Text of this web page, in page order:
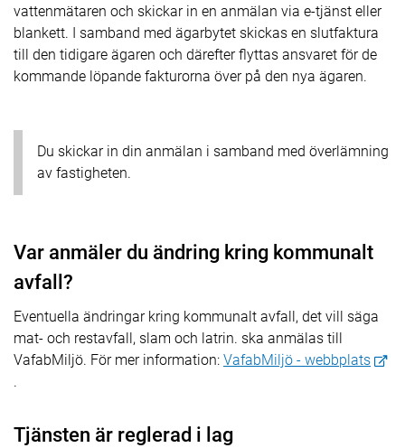
vattenmätaren och skickar in en anmälan via e-tjänst eller
blankett. I samband med ägarbytet skickas en slutfaktura
till den tidigare ägaren och därefter flyttas ansvaret för de
kommande löpande fakturorna över på den nya ägaren.
Du skickar in din anmälan i samband med överlämning
av fastigheten.
Var anmäler du ändring kring kommunalt
avfall?
Eventuella ändringar kring kommunalt avfall, det vill säga
mat- och restavfall, slam och latrin. ska anmälas till
VafabMiljö. För mer information: VafabMiljö - webbplats
.
Tjänsten är reglerad i lag